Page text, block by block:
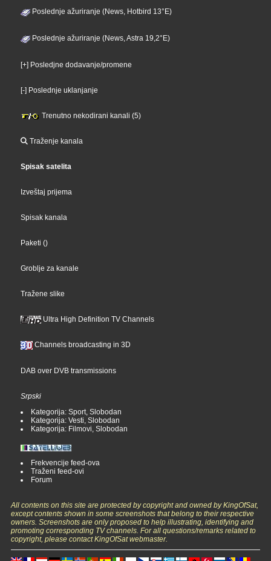
Poslednje ažuriranje (News, Hotbird 13°E)
Poslednje ažuriranje (News, Astra 19,2°E)
[+] Posledjne dodavanje/promene
[-] Poslednje uklanjanje
Trenutno nekodirani kanali (5)
Traženje kanala
Spisak satelita
Izveštaj prijema
Spisak kanala
Paketi ()
Groblje za kanale
Tražene slike
Ultra High Definition TV Channels
Channels broadcasting in 3D
DAB over DVB transmissions
Srpski
Kategorija: Sport, Slobodan
Kategorija: Vesti, Slobodan
Kategorija: Filmovi, Slobodan
Frekvencije feed-ova
Traženi feed-ovi
Forum
All contents on this site are protected by copyright and owned by KingOfSat,
except contents shown in some screenshots that belong to their respective
owners. Screenshots are only proposed to help illustrating, identifying and
promoting corresponding TV channels. For all questions/remarks related to
copyright, please contact KingOfSat webmaster.